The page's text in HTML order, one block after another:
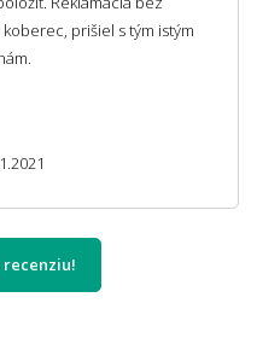
prišiel s tým istým
recenziu!